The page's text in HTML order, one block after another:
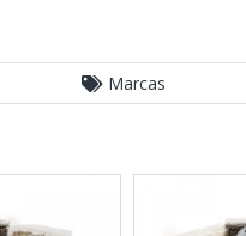
Marcas